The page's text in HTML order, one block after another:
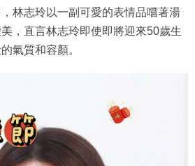
林志玲以一副可愛的表情品嚐著湯
，直言林志玲即使即將迎來50歲生
氣質和容顏。